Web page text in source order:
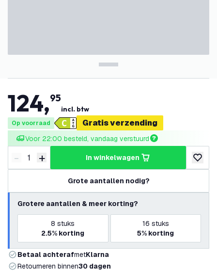
124,95
incl. btw
Op voorraad Gratis verzending
Voor 22:00 besteld, vandaag verstuurd
Verminder hoeveelheid
- Verhoog hoeveelheid
+ in winkelwagen
Grote aantallen nodig?
Grotere aantallen & meer korting?
8 stuks
2.5% korting
16 stuks
5% korting
Betaal achterafmetKlarna
Retourneren binnen30 dagen